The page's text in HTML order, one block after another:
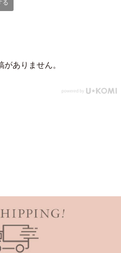
る
がありません。